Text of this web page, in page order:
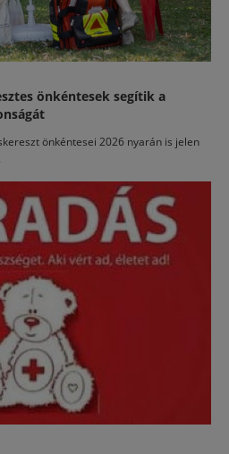
önkéntesek segítik a
önkéntesei 2026 nyarán is jelen